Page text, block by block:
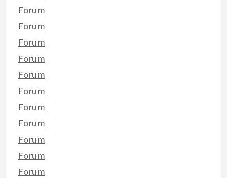
Forum
Forum
Forum
Forum
Forum
Forum
Forum
Forum
Forum
Forum
Forum